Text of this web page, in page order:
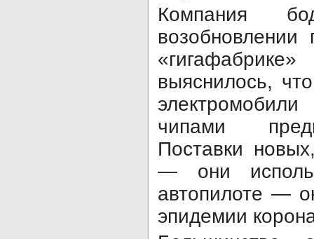
Компания
возобновлении
выяснилось,
чипами
Поставки
— они
автопилоте —
эпидемии